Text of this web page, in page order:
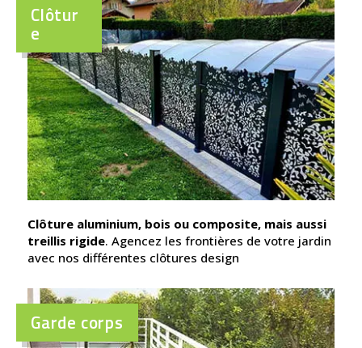
Clôtur
e
Clôture aluminium, bois ou composite, mais aussi
treillis rigide. Agencez les frontières de votre jardin
avec nos différentes clôtures design
Garde corps